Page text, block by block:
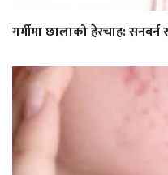
गर्मीमा छालाको हेरचाह: सनबर्न